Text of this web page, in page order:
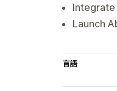
Launch
言語